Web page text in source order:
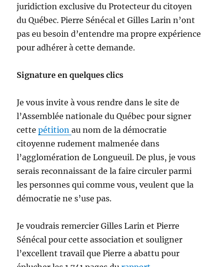
juridiction exclusive du Protecteur du citoyen
du Québec. Pierre Sénécal et Gilles Larin n’ont
pas eu besoin d’entendre ma propre expérience
pour adhérer à cette demande.
Signature en quelques clics
Je vous invite à vous rendre dans le site de
l’Assemblée nationale du Québec pour signer
cettepétitionau nom de la démocratie
citoyenne rudement malmenée dans
l’agglomération de Longueuil. De plus, je vous
serais reconnaissant de la faire circuler parmi
les personnes qui comme vous, veulent que la
démocratie ne s’use pas.
Je voudrais remercier Gilles Larin et Pierre
Sénécal pour cette association et souligner
l’excellent travail que Pierre a abattu pour